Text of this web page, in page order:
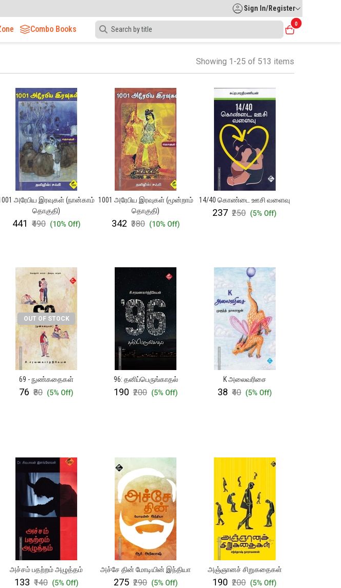
Sign In/Register
Combo Books
0
Showing 1-25 of 513 items
அரேபிய இரவுகள் (நான்காம்
தொகுதி)
₹441 ₹490 (10% Off)
1001 அரேபிய இரவுகள் (மூன்றாம்
தொகுதி)
₹342 ₹380 (10% Off)
14/40 கொண்டை ஊசி வளைவு
₹237 ₹250 (5% Off)
OUT OF STOCK
69 - நுண்கதைகள்
₹76 ₹80 (5% Off)
96: தனிப்பெருங்காதல்
₹190 ₹200 (5% Off)
K அலைவரிசை
₹38 ₹40 (5% Off)
அச்சம் பதற்றம் அழுத்தம்
₹133 ₹140 (5% Off)
அச்சே தின் மோடியின் இந்தியா
₹275 ₹290 (5% Off)
அஞ்ஞானச் சிறுகதைகள்
₹190 ₹200 (5% Off)